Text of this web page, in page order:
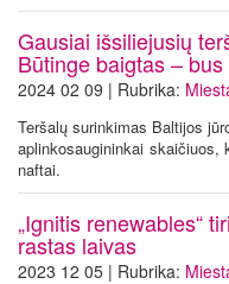
Gausiai išsiliejusių
Būtinge baigtas –
2024 02 09 | Rubrika:
Teršalų surinkimas Baltijos
aplinkosaugininkai
naftai.
„Ignitis renewables“
rastas laivas
2023 12 05 | Rubrika: